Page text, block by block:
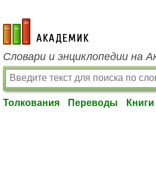
academic.ru
Словари и энциклопедии на
Толкования Переводы Книги